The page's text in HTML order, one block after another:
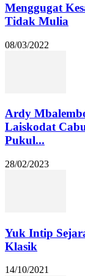
Menggugat
Tidak Mulia
08/03/2022
Ardy
Laiskodat
Pukul...
28/02/2023
Yuk Intip
Klasik
14/10/2021